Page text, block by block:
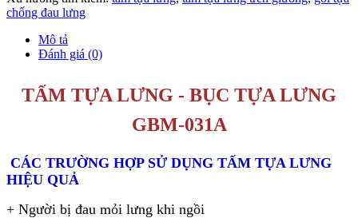
chống đau lưng
Mô tả
Đánh giá (0)
TẤM TỰA LƯNG - BỤC TỰA LƯNG
GBM-031A
CÁC TRƯỜNG HỢP SỬ DỤNG TẤM TỰA LƯNG
HIỆU QUẢ
+ Người bị đau mỏi lưng khi ngồi